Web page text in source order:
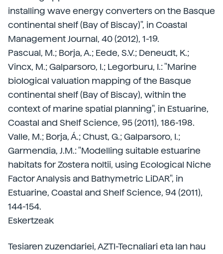
installing wave energy converters on the Basque
continental shelf (Bay of Biscay)", in Coastal
Management Journal, 40 (2012), 1-19.
Pascual, M.; Borja, A.; Eede, S.V.; Deneudt, K.;
Vincx, M.; Galparsoro, I.; Legorburu, I.: "Marine
biological valuation mapping of the Basque
continental shelf (Bay of Biscay), within the
context of marine spatial planning", in Estuarine,
Coastal and Shelf Science, 95 (2011), 186-198.
Valle, M.; Borja, Á.; Chust, G.; Galparsoro, I.;
Garmendia, J.M.: "Modelling suitable estuarine
habitats for Zostera noltii, using Ecological Niche
Factor Analysis and Bathymetric LiDAR", in
Estuarine, Coastal and Shelf Science, 94 (2011),
144-154.
Eskertzeak
Tesiaren zuzendariei, AZTI-Tecnaliari eta lan hau